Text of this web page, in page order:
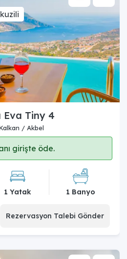
Eva Tiny 4
/ Akbel
girişte öde.
1 Yatak 1 Banyo
Rezervasyon Talebi Gönder